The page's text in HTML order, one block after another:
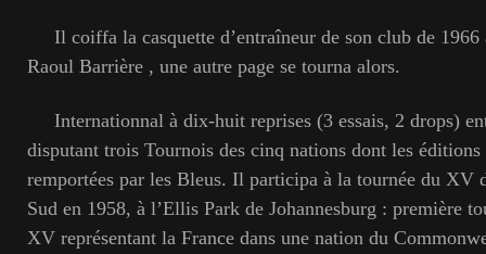
Il coiffa la casquette d’entraîneur de son club de 1966
Raoul Barrière , une autre page se tourna alors.
Internationnal à dix-huit reprises (3 essais, 2 drops)
disputant trois Tournois des cinq nations dont les éditions
remportées par les Bleus. Il participa à la tournée du XV
Sud en 1958, à l’Ellis Park de Johannesburg : première
XV représentant la France dans une nation du